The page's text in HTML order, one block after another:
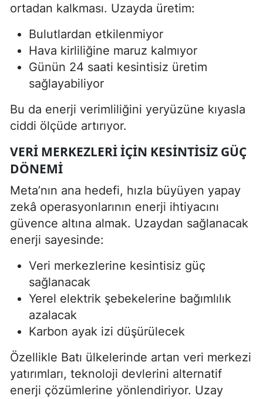
ortadan kalkması. Uzayda üretim:
Bulutlardan etkilenmiyor
Hava kirliliğine maruz kalmıyor
Günün 24 saati kesintisiz üretim
sağlayabiliyor
Bu da enerji verimliliğini yeryüzüne kıyasla
ciddi ölçüde artırıyor.
VERI MERKEZLERI IÇIN KESINTISIZ GÜÇ
DÖNEMI
Meta’nın ana hedefi, hızla büyüyen yapay
zekâ operasyonlarının enerji ihtiyacını
güvence altına almak. Uzaydan sağlanacak
enerji sayesinde:
Veri merkezlerine kesintisiz güç
sağlanacak
Yerel elektrik şebekelerine bağımlılık
azalacak
Karbon ayak izi düşürülecek
Özellikle Batı ülkelerinde artan veri merkezi
yatırımları, teknoloji devlerini alternatif
enerji çözümlerine yönlendiriyor. Uzay